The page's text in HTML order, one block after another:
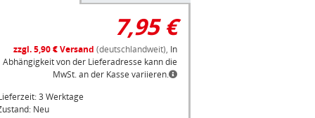
7,95 €
(deutschlandweit),In
Abhängigkeit von der Lieferadresse kann die
MwSt. an der Kasse variieren.
Neu